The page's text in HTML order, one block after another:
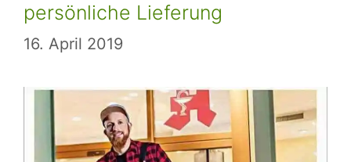
persönliche Lieferung
16. April 2019